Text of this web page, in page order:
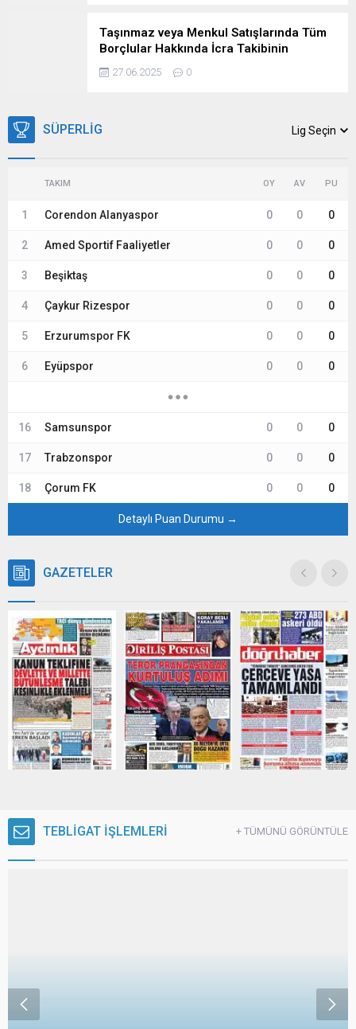
Taşınmaz veya Menkul Satışlarında Tüm
Borçlular Hakkında İcra Takibinin
Kesinleşmesi Gerekmez
27.06.2025 0
SÜPERLIG Lig Seçin
TAKIM OY AV PU
1 Corendon Alanyaspor 0 0 0
2 Amed Sportif Faaliyetler 0 0 0
3 Beşiktaş 0 0 0
4 Çaykur Rizespor 0 0 0
5 Erzurumspor FK 0 0 0
6 Eyüpspor 0 0 0
16 Samsunspor 0 0 0
17 Trabzonspor 0 0 0
18 Çorum FK 0 0 0
Detaylı Puan Durumu →
GAZETELER
TEBLİGAT İŞLEMLERİ + TÜMÜNÜ GÖRÜNTÜLE